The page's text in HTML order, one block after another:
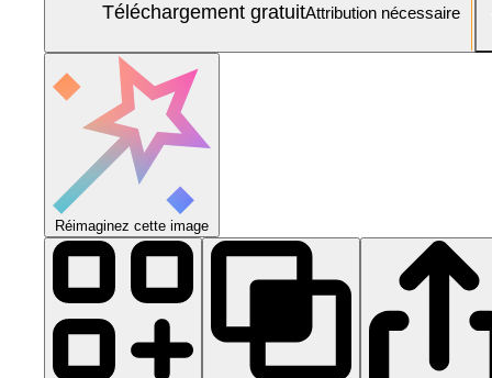
Téléchargement gratuitAttribution nécessaire
Réimaginez cette image